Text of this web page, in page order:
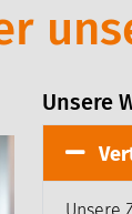
Unsere